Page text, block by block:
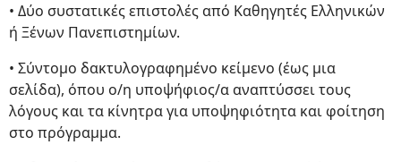
• Δύο συστατικές επιστολές από Καθηγητές Ελληνικών
ή Ξένων Πανεπιστημίων.
• Σύντομο δακτυλογραφημένο κείμενο (έως μια
σελίδα), όπου ο/η υποψήφιος/α αναπτύσσει τους
λόγους και τα κίνητρα για υποψηφιότητα και φοίτηση
στο πρόγραμμα.